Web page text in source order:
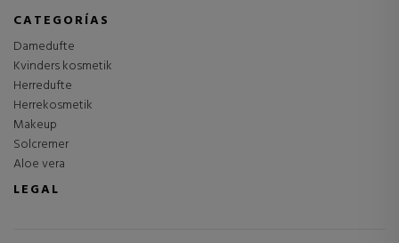
CATEGORÍAS
Damedufte
Kvinders kosmetik
Herredufte
Herrekosmetik
Makeup
Solcremer
Aloe vera
LEGAL